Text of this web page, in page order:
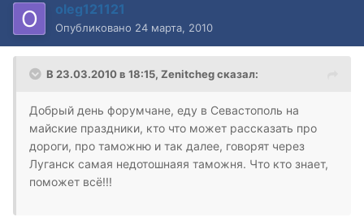
oleg121121
Опубликовано 24 марта, 2010
В 23.03.2010 в 18:15, Zenitcheg сказал:
Добрый день форумчане, еду в Севастополь на
майские праздники, кто что может рассказать про
дороги, про таможню и так далее, говорят через
Луганск самая недотошнаяя таможня. Что кто знает,
поможет всё!!!